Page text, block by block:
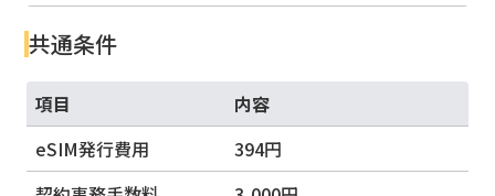
共通条件
項目
内容
eSIM発行費用
394円